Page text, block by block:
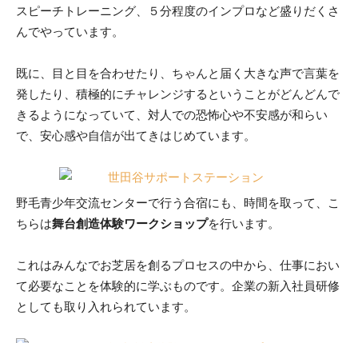
スピーチトレーニング、５分程度のインプロなど盛りだくさ
んでやっています。
既に、目と目を合わせたり、ちゃんと届く大きな声で言葉を
発したり、積極的にチャレンジするということがどんどんで
きるようになっていて、対人での恐怖心や不安感が和らい
で、安心感や自信が出てきはじめています。
野毛青少年交流センターで行う合宿にも、時間を取って、こ
ちらは舞台創造体験ワークショップを行います。
これはみんなでお芝居を創るプロセスの中から、仕事におい
て必要なことを体験的に学ぶものです。企業の新入社員研修
としても取り入れられています。